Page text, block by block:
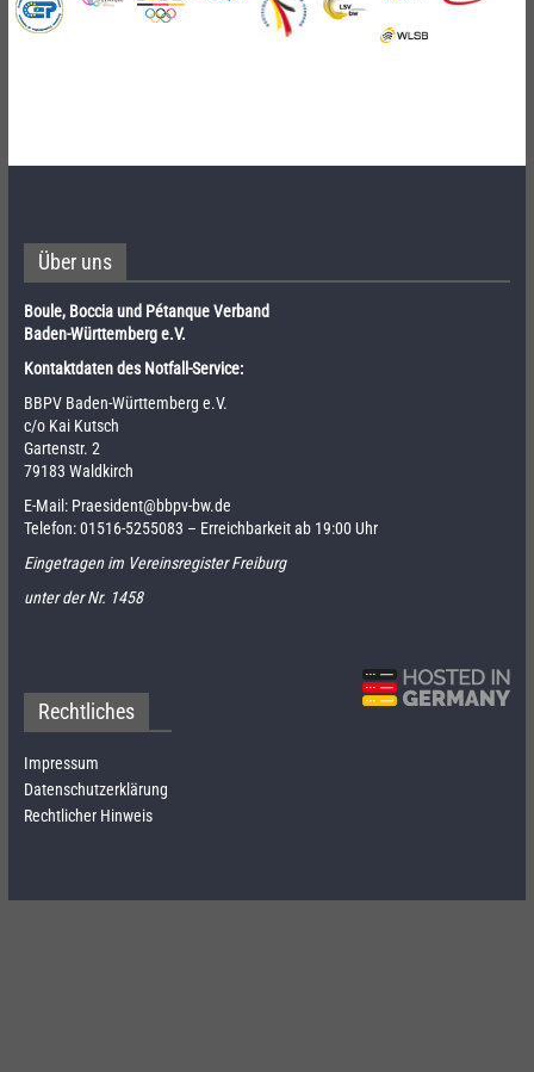
Über uns
Boule, Boccia und Pétanque Verband
Baden-Württemberg e.V.
Kontaktdaten des Notfall-Service:
BBPV Baden-Württemberg e.V.
c/o Kai Kutsch
Gartenstr. 2
79183 Waldkirch
E-Mail: Praesident@bbpv-bw.de
Telefon:01516-5255083 – Erreichbarkeit ab 19:00 Uhr
Eingetragen im Vereinsregister Freiburg
unter der Nr. 1458
Rechtliches
Impressum
Datenschutzerklärung
Rechtlicher Hinweis